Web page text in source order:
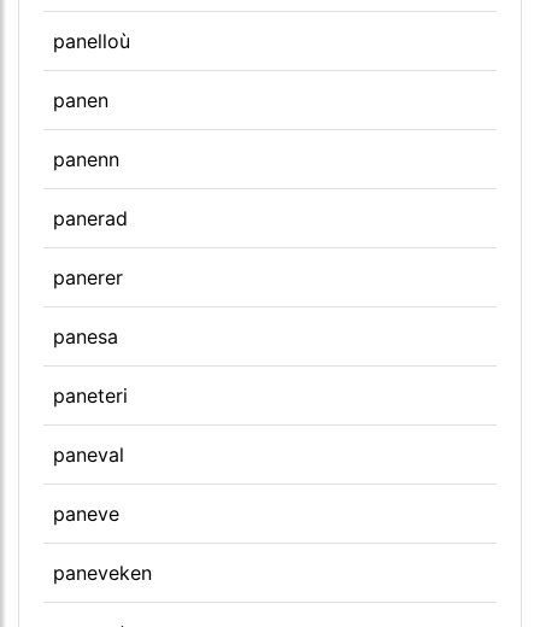
panelloù
panen
panenn
panerad
panerer
panesa
paneteri
paneval
paneve
paneveken